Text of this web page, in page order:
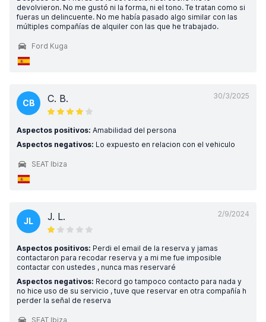
devolvieron. No me gustó ni la forma, ni el tono. Te tratan como si
fueras un delincuente. No me había pasado algo similar con las
múltiples compañías de alquiler con las que he trabajado.
Ford Kuga
30/3/2025
CB C. B.
Aspectos positivos: Amabilidad del persona
Aspectos negativos: Lo expuesto en relacion con el vehiculo
SEAT Ibiza
2/9/2024
JL J. L.
Aspectos positivos: Perdi el email de la reserva y jamas
contactaron para recodar reserva y a mi me fue imposible
contactar con ustedes , nunca mas reservaré
Aspectos negativos: Record go tampoco contacto para nada y
no hice uso de su servicio , tuve que reservar en otra compañía h
perder la señal de reserva
SEAT Ibiza